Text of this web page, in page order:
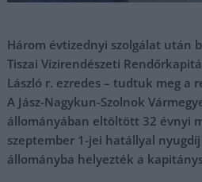
Három évtizednyi szolgálat után
Tiszai Vízirendészeti
László r. ezredes – tudtuk meg a
A Jász-Nagykun-Szolnok
állományában eltöltött 32 évnyi
szeptember 1-jei hatállyal
állományba helyezték a